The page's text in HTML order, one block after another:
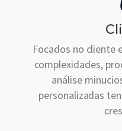
Focados no cliente
complexidades,
análise
personalizadas